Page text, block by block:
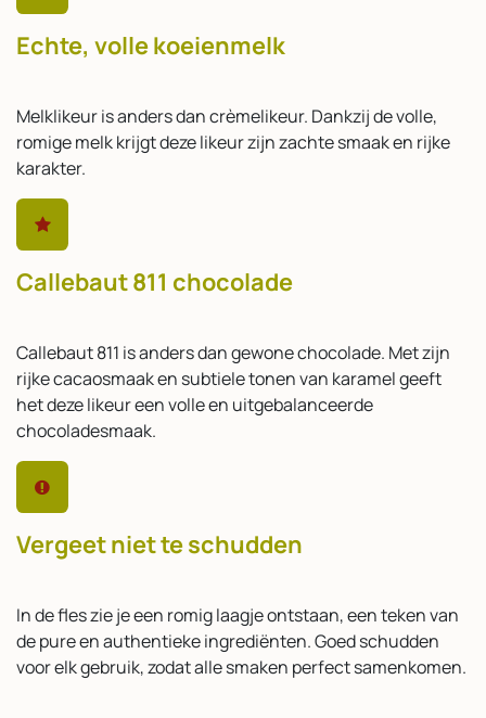
Echte, volle koeienmelk
Melklikeur is anders dan crèmelikeur. Dankzij de volle,
romige melk krijgt deze likeur zijn zachte smaak en rijke
karakter.
Callebaut 811 chocolade
Callebaut 811 is anders dan gewone chocolade. Met zijn
rijke cacaosmaak en subtiele tonen van karamel geeft
het deze likeur een volle en uitgebalanceerde
chocoladesmaak.
Vergeet niet te schudden
In de fles zie je een romig laagje ontstaan, een teken van
de pure en authentieke ingrediënten. Goed schudden
voor elk gebruik, zodat alle smaken perfect samenkomen.